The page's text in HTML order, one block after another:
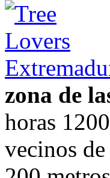
zona de
horas
vecinos